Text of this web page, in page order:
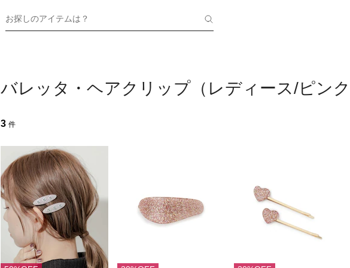
お探しのアイテムは？
バレッタ・ヘアクリップ（レディース/ピンク
3 件